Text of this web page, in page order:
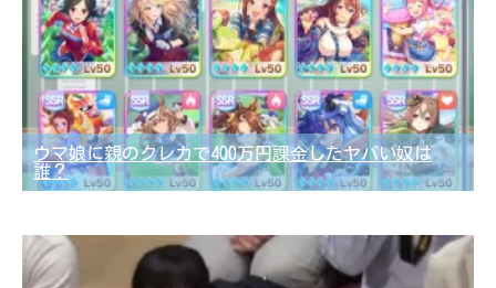
ウマ娘に親のクレカで400万円課金したヤバい奴は
誰？